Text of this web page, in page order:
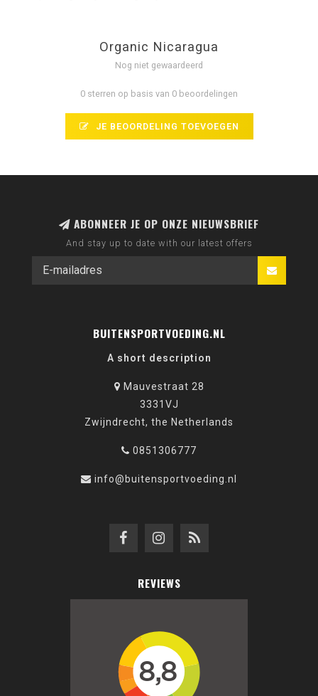
Organic Nicaragua
Nog niet gewaardeerd
0 sterren op basis van 0 beoordelingen
JE BEOORDELING TOEVOEGEN
ABONNEER JE OP ONZE NIEUWSBRIEF
And stay up to date with our latest offers
BUITENSPORTVOEDING.NL
A short description
Mauvestraat 28
3331VJ
Zwijndrecht, the Netherlands
0851306777
info@buitensportvoeding.nl
REVIEWS